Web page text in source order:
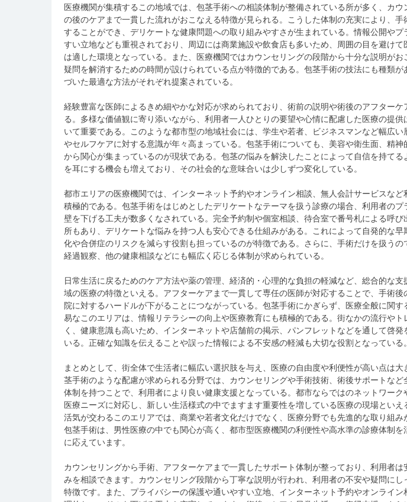
医療機関が集積するこの地域では、包茎手術への相談体制が整備されている所が多く、カ
の後のケアまで一貫した流れがおこなえる特徴が見られる。こうした体制の充実により、手
することができ、デリケートな健康問題への取り組みやすさが生まれている。情報公開や
すい立地なども重視されており、周辺には商業施設や飲食店も多いため、周囲の目を避けて
は適した環境となっている。また、医療機関ではカウンセリングの段階から十分な説明が
疑問を解消するための時間が設けられている点が特徴的である。包茎手術の技法にも種類
づいた最適な方法がそれぞれ提案されている。
経験豊富な医師によるきめ細やかな対応が求められており、術前の説明や術後のアフター
る。多様な価値観に寄り添いながら、利用者一人ひとりの要望や心情に配慮した医療の提
いて重要である。このような都市型の地域社会には、学生や若者、ビジネスマンなど幅広
やセルフケアに対する意識が年々高まっている。包茎手術についても、美容や衛生面、精神
から関心が集まっているのが現状である。包茎の悩みを解決したことによって自信を持て
を耳にする機会も増えており、その社会的な意味合いは少しずつ変化している。
都市エリアの医療機関では、インターネット予約やオンライン相談、無人会計サービスなど
積極的である。包茎手術をはじめとしたデリケートなテーマを扱う診療の場合、利用者の
壁を下げる工夫が数多くなされている。完全予約制や個室相談、待合室で番号札による呼び
所もあり、デリケートな悩みを持つ人も安心できる仕組みがある。これによって自発的な
化や合併症のリスクを減らす役割も担っているのが特徴である。さらに、手術だけを扱う
経過観察、他の健康相談などにも幅広く応じる体制が求められている。
日常生活に戻るためのケア方法や薬の管理、経済的・心理的な負担の軽減など、総合的な
域の医療の特徴といえる。アフターケアまで一貫して専任の医師が対応することで、手術後
院に対するハードルが下がることにつながっている。包茎手術にかぎらず、医療全般に関す
易なこのエリアは、情報リテラシーの向上や医療教育にも積極的である。街なかの流⾏やト
く、健康意識も高いため、インターネットや店舗前の掲示、パンフレットなどを通して啓発
いる。正確な知識を伝えることや誤った情報による不安感の軽減も大切な役割となっている。
まとめとして、街全体で生活者に幅広い選択肢を与え、医療の自由度や利便性が高い点は
茎手術のような配慮が求められる分野では、カウンセリングや手術技術、術後サポートなど
体制を持つことで、利用者により良い健康支援となっている。都市ならではのネットワーク
医療ニーズに対応し、新しい生活様式の中でますます重要性を増している医療の現場といえ
活気が交わるこのエリアでは、商業や若者文化だけでなく、医療分野でも先進的な取り組み
包茎手術は、男性医療の中でも関心が高く、都市型医療機関の利便性や高水準の診療体制
に応えています。
カウンセリングから手術、アフターケアまで一貫したサポート体制が整っており、利用者
みを相談できます。カウンセリング段階から丁寧な説明が行われ、利用者の不安や疑問に
特徴です。また、プライバシーの保護や通いやすい立地、インターネット予約やオンライ